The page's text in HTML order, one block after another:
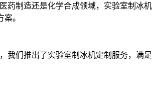
制造还是化学合成领域，实验室制冰
。
们推出了实验室制冰机定制服务，满